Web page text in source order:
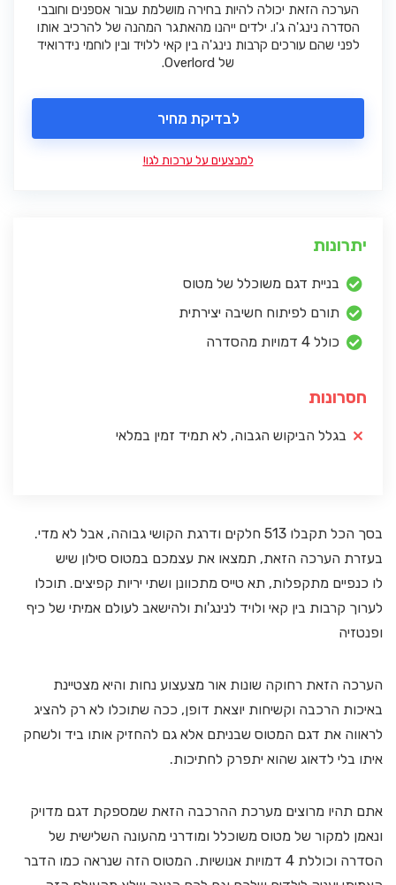
הערכה הזאת יכולה להיות בחירה מושלמת עבור אספנים וחובבי
הסדרה נינג'ה ג'ו. ילדים ייהנו מהאתגר המהנה של להרכיב אותו
לפני שהם עורכים קרבות נינג'ה בין קאי ללויד ובין לוחמי נידרואיד
של Overlord.
לבדיקת מחיר
למבצעים על ערכות לגו!
יתרונות
בניית דגם משוכלל של מטוס
תורם לפיתוח חשיבה יצירתית
כולל 4 דמויות מהסדרה
חסרונות
בגלל הביקוש הגבוה, לא תמיד זמין במלאי
בסך הכל תקבלו 513 חלקים ודרגת הקושי גבוהה, אבל לא מדי.
בעזרת הערכה הזאת, תמצאו את עצמכם במטוס סילון שיש
לו כנפיים מתקפלות, תא טייס מתכוונן ושתי יריות קפיצים. תוכלו
לערוך קרבות בין קאי ולויד לנינג'ות ולהישאב לעולם אמיתי של כיף
ופנטזיה
הערכה הזאת רחוקה שונות אור מצעצוע נחות והיא מצטיינת
באיכות הרכבה וקשיחות יוצאת דופן, ככה שתוכלו לא רק להציג
לראווה את דגם המטוס שבניתם אלא גם להחזיק אותו ביד ולשחק
איתו בלי לדאוג שהוא יתפרק לחתיכות.
אתם תהיו מרוצים מערכת ההרכבה הזאת שמספקת דגם מדויק
ונאמן למקור של מטוס משוכלל ומודרני מהעונה השלישית של
הסדרה וכוללת 4 דמויות אנושיות. המטוס הזה שנראה כמו הדבר